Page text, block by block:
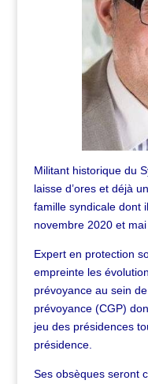
Militant historique du
laisse d’ores et déjà
famille syndicale dont
novembre 2020 et mai
Expert en protection
empreinte les
prévoyance au sein
prévoyance (CGP)
jeu des présidences
présidence.
Ses obsèques seront